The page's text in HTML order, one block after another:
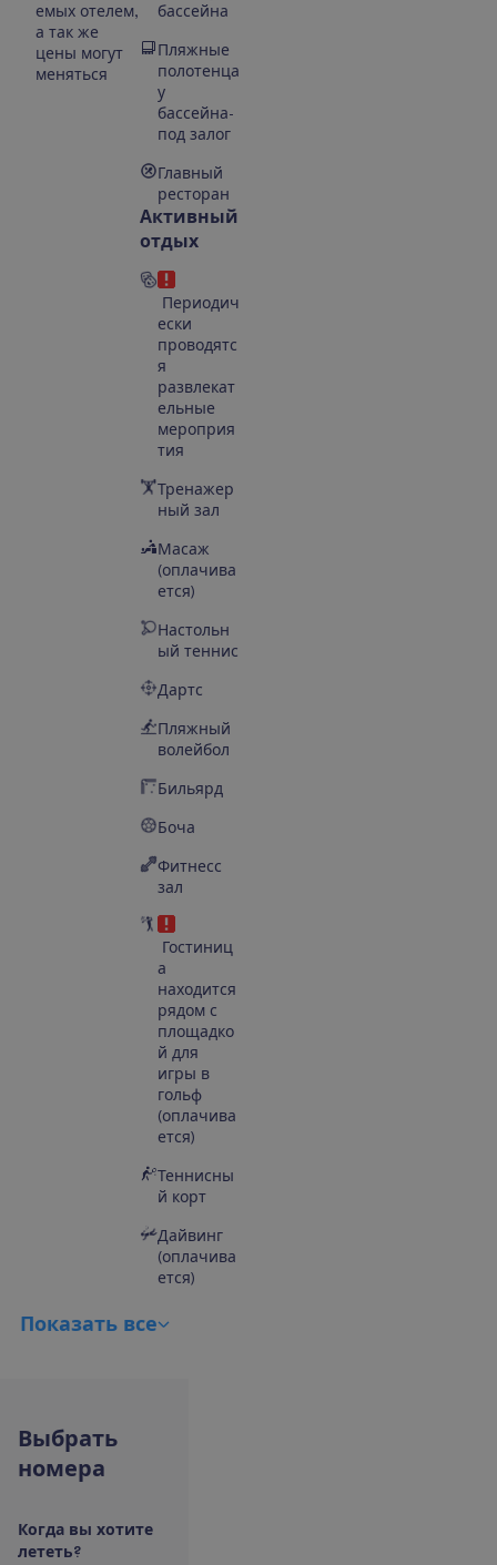
емых отелем,
а так же
цены могут
меняться
бассейна
Пляжные
полотенца
у
бассейна-
под залог
Главный
ресторан
Активный
отдых
Периодич
ески
проводятс
я
развлекат
ельные
мероприя
тия
Тренажер
ный зал
Масаж
(оплачива
ется)
Настольн
ый теннис
Дартс
Пляжный
волейбол
Бильярд
Боча
Фитнесс
зал
Гостиниц
а
находится
рядом с
площадко
й для
игры в
гольф
(оплачива
ется)
Теннисны
й корт
Дайвинг
(оплачива
ется)
Показать все
Выбрать
номера
Когда вы хотите
лететь?